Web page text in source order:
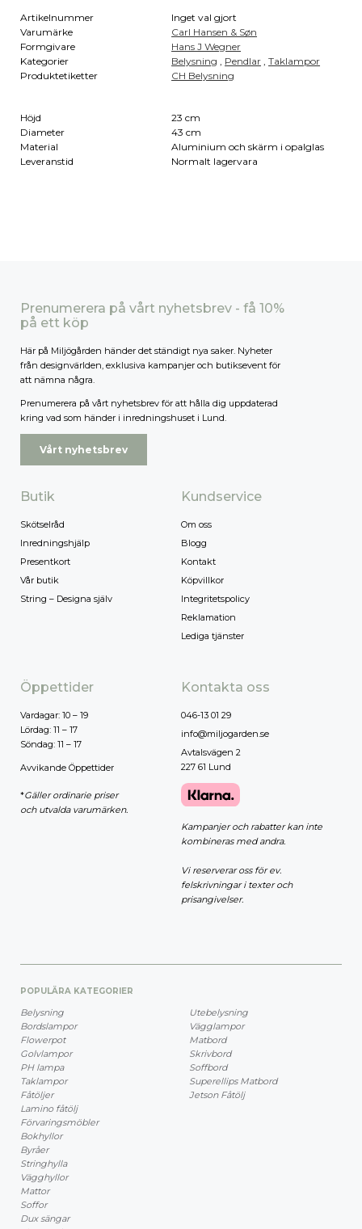
Artikelnummer
Inget val gjort
Varumärke
Carl Hansen & Søn
Formgivare
Hans J Wegner
Kategorier
Belysning Pendlar ,Taklampor
Produktetiketter
CH Belysning
Höjd
23 cm
Diameter
43 cm
Material
Aluminium och skärm i opalglas
Leveranstid
Normalt lagervara
Prenumerera på vårt nyhetsbrev - få 10%
på ett köp
Här på Miljögården händer det ständigt nya saker. Nyheter
från designvärlden, exklusiva kampanjer och butiksevent för
att nämna några.
Prenumerera på vårt nyhetsbrev för att hålla dig uppdaterad
kring vad som händer i inredningshuset i Lund.
Vårt nyhetsbrev
Butik
Skötselråd
Inredningshjälp
Presentkort
Vår butik
String – Designa själv
Kundservice
Om oss
Blogg
Kontakt
Köpvillkor
Integritetspolicy
Reklamation
Lediga tjänster
Öppettider
Vardagar: 10 – 19
Lördag: 11 – 17
Söndag: 11 – 17
Avvikande Öppettider
*Gäller ordinarie priser
och utvalda varumärken.
Kontakta oss
046-13 01 29
info@miljogarden.se
Avtalsvägen 2
227 61 Lund
Kampanjer och rabatter kan inte
kombineras med andra.
Vi reserverar oss för ev.
felskrivningar i texter och
prisangivelser.
POPULÄRA KATEGORIER
Belysning
Bordslampor
Flowerpot
Golvlampor
PH lampa
Taklampor
Fåtöljer
Lamino fåtölj
Förvaringsmöbler
Bokhyllor
Byråer
Stringhylla
Vägghyllor
Mattor
Soffor
Dux sängar
Utebelysning
Vägglampor
Matbord
Skrivbord
Soffbord
Superellips Matbord
Jetson Fåtölj